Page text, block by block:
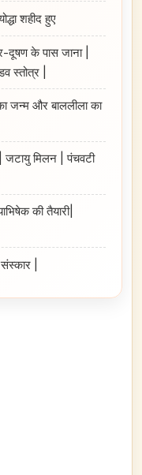
शहीद हुए
दूषण के पास जाना |
स्तोत्र |
जन्म और बाललीला का
जटायु मिलन | पंचवटी
की तैयारी|
|